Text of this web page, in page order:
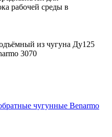
рабочей среды в
из чугуна Ду125
3070
чугунные Benarmo